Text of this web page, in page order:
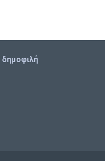
δημοφιλή